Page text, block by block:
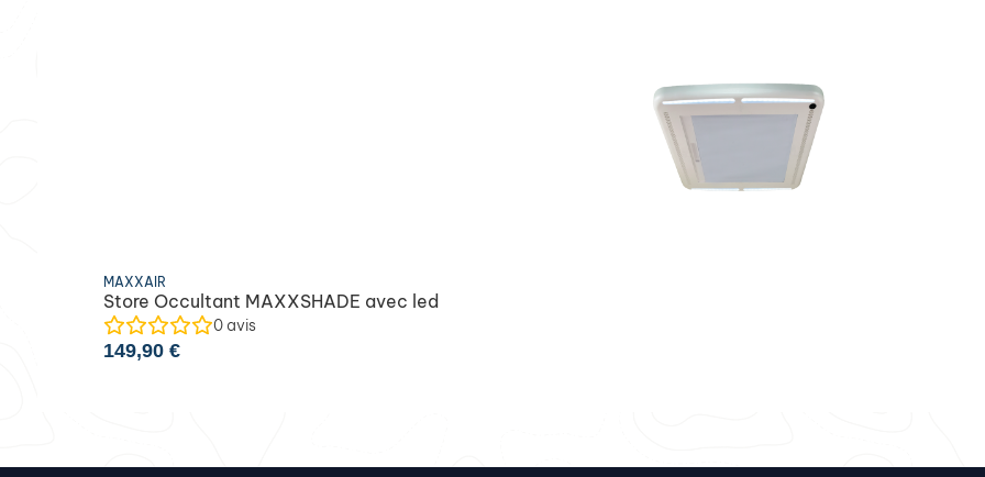
MAXXAIR
Store Occultant MAXXSHADE avec led
0 avis
149,90€